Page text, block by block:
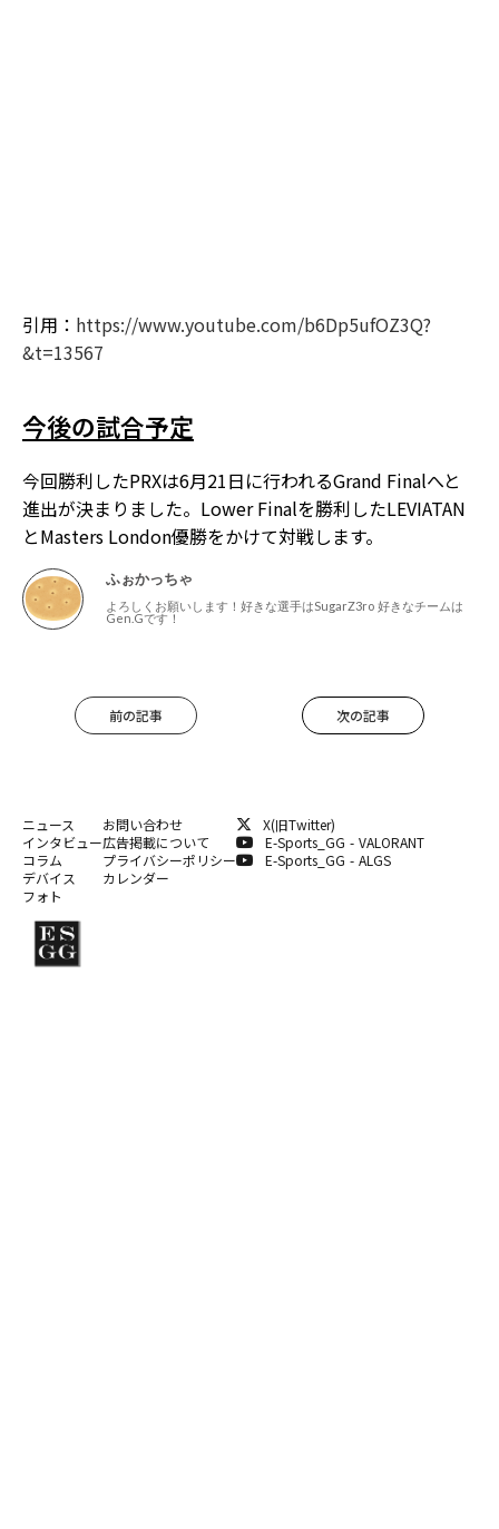
引用： https://www.youtube.com/b6Dp5ufOZ3Q?
&t=13567
今後の試合予定
今回勝利したPRXは6月21日に行われるGrand Finalへと
進出が決まりました。Lower Finalを勝利したLEVIATAN
とMasters London優勝をかけて対戦します。
ふぉかっちゃ
よろしくお願いします！好きな選手はSugarZ3ro 好きなチームは
Gen.Gです！
前の記事 次の記事
ニュース
インタビュー
コラム
デバイス
フォト
お問い合わせ
広告掲載について
プライバシーポリシー
カレンダー
X(旧Twitter)
E-Sports_GG - VALORANT
E-Sports_GG - ALGS